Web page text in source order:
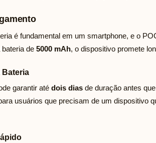
é fundamental em um smartphone, e o
de 5000 mAh, o dispositivo promete
Bateria
garantir até dois dias de duração antes
usuários que precisam de um dispositivo